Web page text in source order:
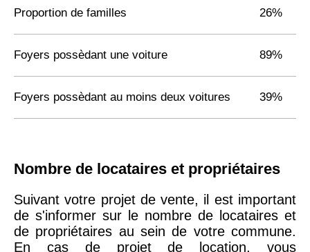
Proportion de familles 26%
Foyers possèdant une voiture 89%
Foyers possèdant au moins deux voitures 39%
Nombre de locataires et propriétaires
Suivant votre projet de vente, il est important
de s'informer sur le nombre de locataires et
de propriétaires au sein de votre commune.
En cas de projet de location, vous